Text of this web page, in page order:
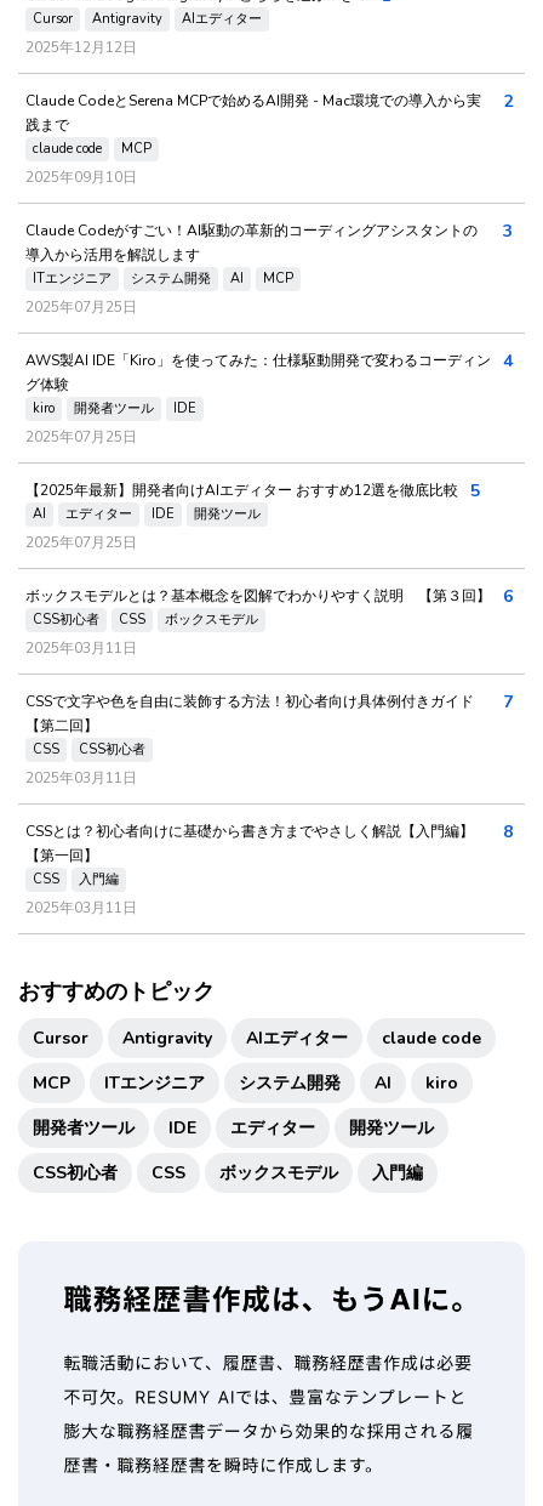
Cursor Antigravity AIエディター
2025年12月12日
Claude CodeとSerena MCPで始めるAI開発 - Mac環境での導入から実
践まで
claude code MCP
2025年09月10日
2
Claude Codeがすごい！AI駆動の革新的コーディングアシスタントの
導入から活用を解説します
ITエンジニア システム開発 AI MCP
2025年07月25日
3
AWS製AI IDE「Kiro」を使ってみた：仕様駆動開発で変わるコーディン
グ体験
kiro 開発者ツール IDE
2025年07月25日
4
【2025年最新】開発者向けAIエディター おすすめ12選を徹底比較
AI エディター IDE 開発ツール
2025年07月25日
5
ボックスモデルとは？基本概念を図解でわかりやすく説明 【第３回】
CSS初心者 CSS ボックスモデル
2025年03月11日
6
CSSで文字や色を自由に装飾する方法！初心者向け具体例付きガイド
【第二回】
CSS CSS初心者
2025年03月11日
7
CSSとは？初心者向けに基礎から書き方までやさしく解説【入門編】
【第一回】
CSS 入門編
2025年03月11日
8
おすすめのトピック
Cursor Antigravity AIエディター
claude code
MCP
ITエンジニア システム開発 AI
kiro
開発者ツール
IDE エディター
開発ツール
CSS初心者
CSS ボックスモデル 入門編